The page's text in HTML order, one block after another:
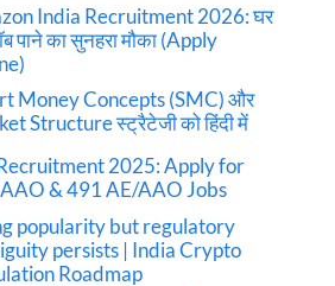
India Recruitment 2026: घर
पाने का सुनहरा मौका (Apply
Money Concepts (SMC) और
Structure स्ट्रैटेजी को हिंदी में
2025: Apply for
& 491 AE/AAO Jobs
popularity but regulatory
persists | India Crypto
Roadmap